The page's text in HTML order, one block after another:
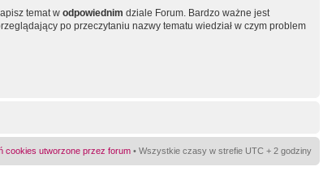
temat w odpowiednim dziale Forum. Bardzo ważne jest
po przeczytaniu nazwy tematu wiedział w czym problem
cookies utworzone przez forum • Wszystkie czasy w strefie UTC + 2 godziny